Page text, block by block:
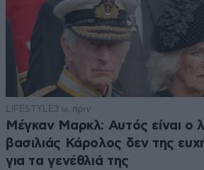
LIFESTYLE3 ω. πριν
Μέγκαν Μαρκλ: Αυτός είναι ο
βασιλιάς Κάρολος δεν της
για τα γενέθλιά της